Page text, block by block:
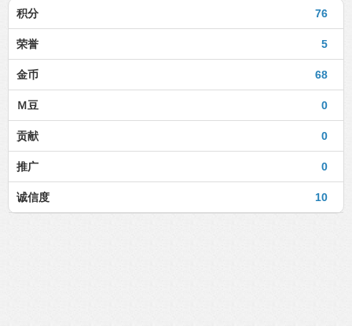
76
积分
5
荣誉
68
金币
0
Ｍ豆
0
贡献
0
推广
10
诚信度